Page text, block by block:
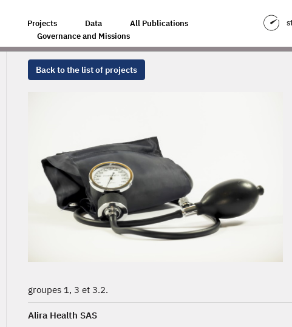
Projects Data
All Publications
Governance and Missions
Back to the list of projects
groupes 1, 3 et 3.2.
Alira Health SAS